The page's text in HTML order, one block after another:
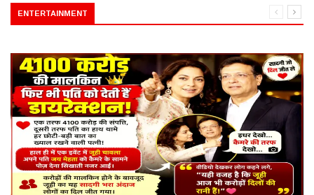
ENTERTAINMENT